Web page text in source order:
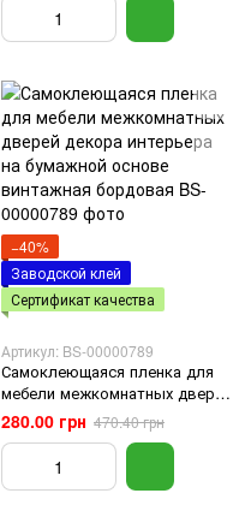
−40%
Заводской клей
Сертификат качества
Артикул: BS-00000789
Самоклеющаяся пленка для
мебели межкомнатных дверей
декора интерьера на
бумажной основе винтажная
бордовая
280.00 грн 470.40 грн